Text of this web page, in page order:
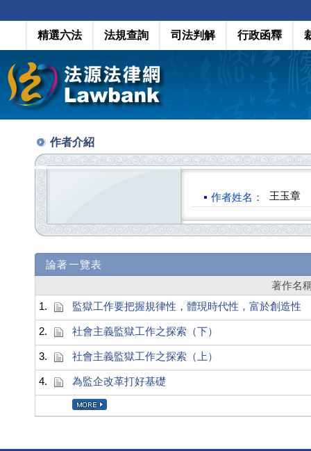
精選六法 法規查詢 司法判解 行政函釋
作者介紹
作者姓名： 王玉章
論著一覽表
著作名
1.
監獄工作要把握規律性，體現時代性，富於創造性
2. 社會主義監獄工作之探索（下）
3. 社會主義監獄工作之探索（上）
4. 為監企改革打好基礎